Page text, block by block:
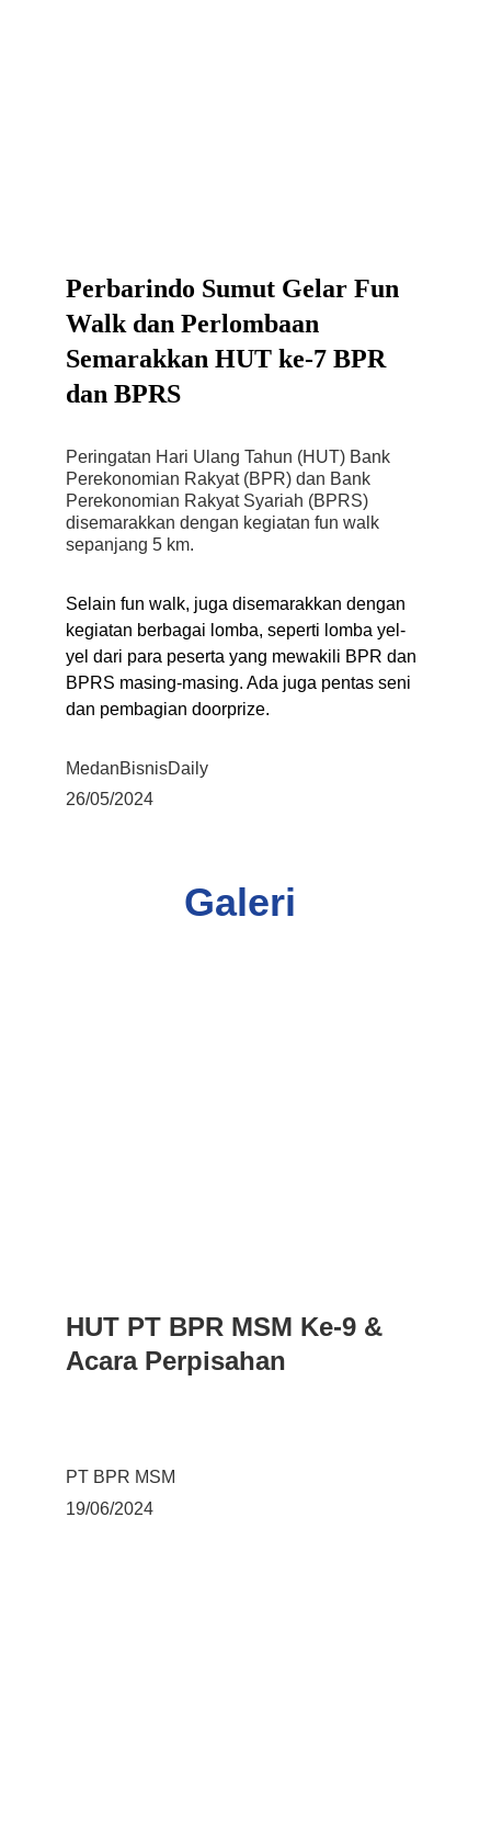
Perbarindo Sumut Gelar Fun
Walk dan Perlombaan
Semarakkan HUT ke-7 BPR
dan BPRS
Peringatan Hari Ulang Tahun (HUT) Bank
Perekonomian Rakyat (BPR) dan Bank
Perekonomian Rakyat Syariah (BPRS)
disemarakkan dengan kegiatan fun walk
sepanjang 5 km.
Selain fun walk, juga disemarakkan dengan
kegiatan berbagai lomba, seperti lomba yel-
yel dari para peserta yang mewakili BPR dan
BPRS masing-masing. Ada juga pentas seni
dan pembagian doorprize.
MedanBisnisDaily
26/05/2024
Galeri
HUT PT BPR MSM Ke-9 &
Acara Perpisahan
PT BPR MSM
19/06/2024